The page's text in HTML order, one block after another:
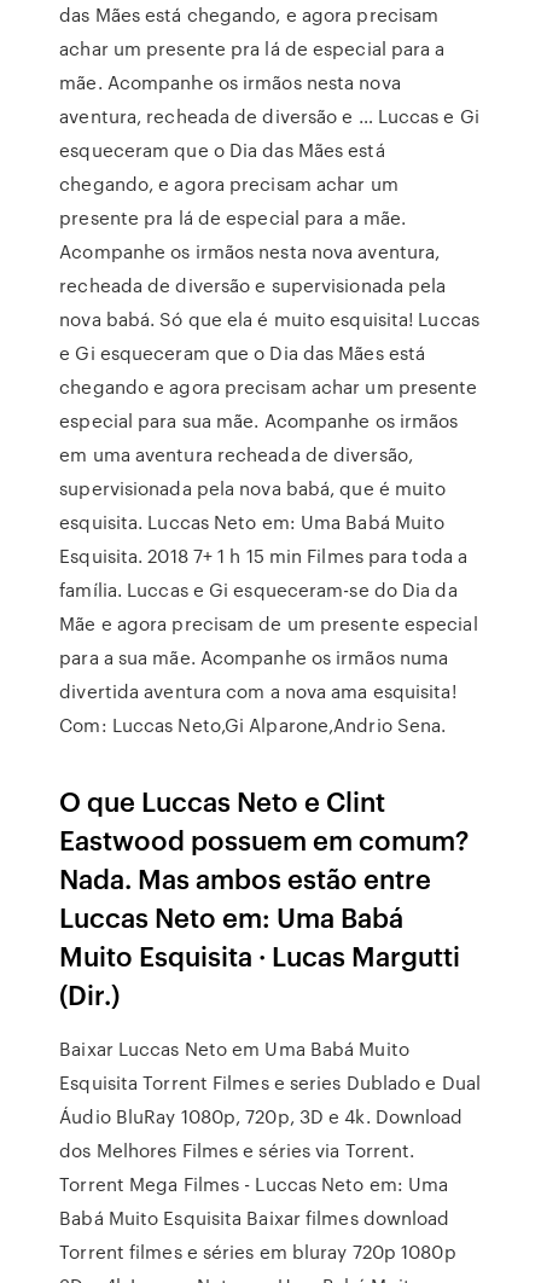
das Mães está chegando, e agora precisam
achar um presente pra lá de especial para a
mãe. Acompanhe os irmãos nesta nova
aventura, recheada de diversão e … Luccas e Gi
esqueceram que o Dia das Mães está
chegando, e agora precisam achar um
presente pra lá de especial para a mãe.
Acompanhe os irmãos nesta nova aventura,
recheada de diversão e supervisionada pela
nova babá. Só que ela é muito esquisita! Luccas
e Gi esqueceram que o Dia das Mães está
chegando e agora precisam achar um presente
especial para sua mãe. Acompanhe os irmãos
em uma aventura recheada de diversão,
supervisionada pela nova babá, que é muito
esquisita. Luccas Neto em: Uma Babá Muito
Esquisita. 2018 7+ 1 h 15 min Filmes para toda a
família. Luccas e Gi esqueceram-se do Dia da
Mãe e agora precisam de um presente especial
para a sua mãe. Acompanhe os irmãos numa
divertida aventura com a nova ama esquisita!
Com: Luccas Neto,Gi Alparone,Andrio Sena.
O que Luccas Neto e Clint
Eastwood possuem em comum?
Nada. Mas ambos estão entre
Luccas Neto em: Uma Babá
Muito Esquisita · Lucas Margutti
(Dir.)
Baixar Luccas Neto em Uma Babá Muito
Esquisita Torrent Filmes e series Dublado e Dual
Áudio BluRay 1080p, 720p, 3D e 4k. Download
dos Melhores Filmes e séries via Torrent.
Torrent Mega Filmes - Luccas Neto em: Uma
Babá Muito Esquisita Baixar filmes download
Torrent filmes e séries em bluray 720p 1080p